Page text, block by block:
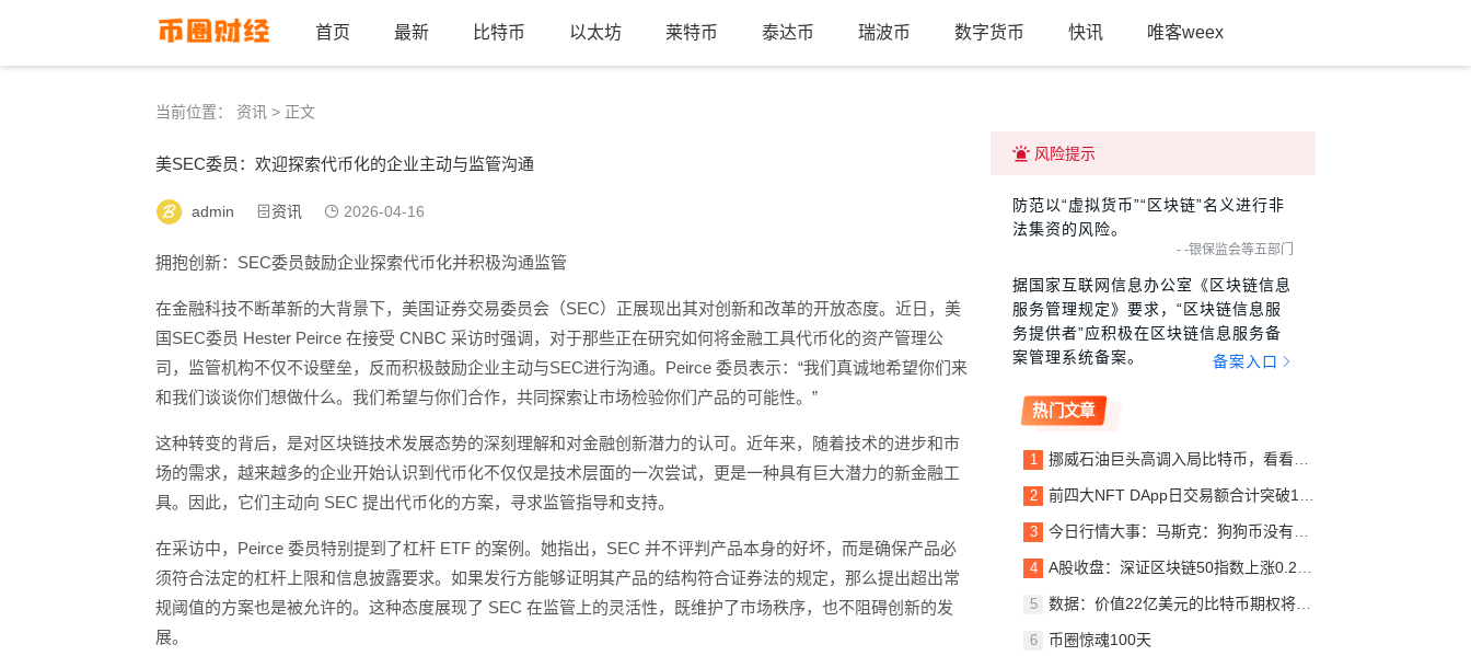
首页 最新 比特币 以太坊 莱特币 泰达币 瑞波币 数字货币 快讯 唯客weex
当前位置： 资讯 > 正文
美SEC委员：欢迎探索代币化的企业主动与监管沟通
admin 资讯 2026-04-16
拥抱创新：SEC委员鼓励企业探索代币化并积极沟通监管
在金融科技不断革新的大背景下，美国证券交易委员会（SEC）正展现出其对创新和改革的开放态度。近日，美
国SEC委员 Hester Peirce 在接受 CNBC 采访时强调，对于那些正在研究如何将金融工具代币化的资产管理公
司，监管机构不仅不设壁垒，反而积极鼓励企业主动与SEC进行沟通。Peirce 委员表示：“我们真诚地希望你们来
和我们谈谈你们想做什么。我们希望与你们合作，共同探索让市场检验你们产品的可能性。”
这种转变的背后，是对区块链技术发展态势的深刻理解和对金融创新潜力的认可。近年来，随着技术的进步和市
场的需求，越来越多的企业开始认识到代币化不仅仅是技术层面的一次尝试，更是一种具有巨大潜力的新金融工
具。因此，它们主动向 SEC 提出代币化的方案，寻求监管指导和支持。
在采访中，Peirce 委员特别提到了杠杆 ETF 的案例。她指出，SEC 并不评判产品本身的好坏，而是确保产品必
须符合法定的杠杆上限和信息披露要求。如果发行方能够证明其产品的结构符合证券法的规定，那么提出超出常
规阈值的方案也是被允许的。这种态度展现了 SEC 在监管上的灵活性，既维护了市场秩序，也不阻碍创新的发
展。
风险提示
防范以“虚拟货币”“区块链”名义进行非
法集资的风险。
- -银保监会等五部门
据国家互联网信息办公室《区块链信息
服务管理规定》要求，“区块链信息服
务提供者”应积极在区块链信息服务备
案管理系统备案。
备案入口
热门文章
挪威石油巨头高调入局比特币，看看他写给投资人的
前四大NFT DApp日交易额合计突破1000万美元
今日行情大事：马斯克：狗狗币没有正式组织
A股收盘：深证区块链50指数上涨0.22%
数据：价值22亿美元的比特币期权将于本周五到期
币圈惊魂100天